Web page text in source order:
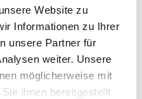
Website zu
Informationen zu Ihrer
unsere Partner für
weiter. Unsere
möglicherweise mit
ihnen bereitgestellt
sorgfältig durchgeführt
und
werden. Viele
diese Aufgaben eine
zu wählen. Das
jedoch die